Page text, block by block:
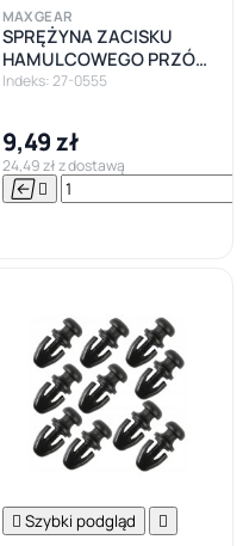


MAXGEAR
SPRĘŻYNA ZACISKU
HAMULCOWEGO PRZÓD
SYSTEM ATE ZESTAW
Indeks: 27-0555
9,49 zł
24,49 zł z dostawą
 
 Szybki podgląd 